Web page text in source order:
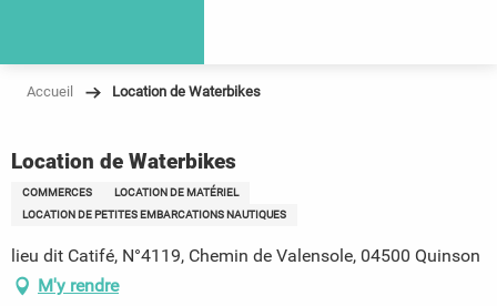
Accueil Location de Waterbikes
Location de Waterbikes
COMMERCES
LOCATION DE MATÉRIEL
LOCATION DE PETITES EMBARCATIONS NAUTIQUES
lieu dit Catifé, N°4119, Chemin de Valensole, 04500 Quinson
M'y rendre